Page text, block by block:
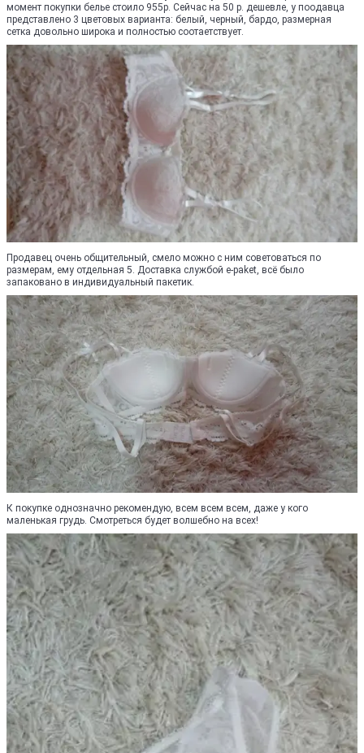
момент покупки белье стоило 955р. Сейчас на 50 р. дешевле, у поодавца
представлено 3 цветовых варианта: белый, черный, бардо, размерная
сетка довольно широка и полностью соотаетствует.
Продавец очень общительный, смело можно с ним советоваться по
размерам, ему отдельная 5. Доставка службой e-paket, всё было
запаковано в индивидуальный пакетик.
К покупке однозначно рекомендую, всем всем всем, даже у кого
маленькая грудь. Смотреться будет волшебно на всех!